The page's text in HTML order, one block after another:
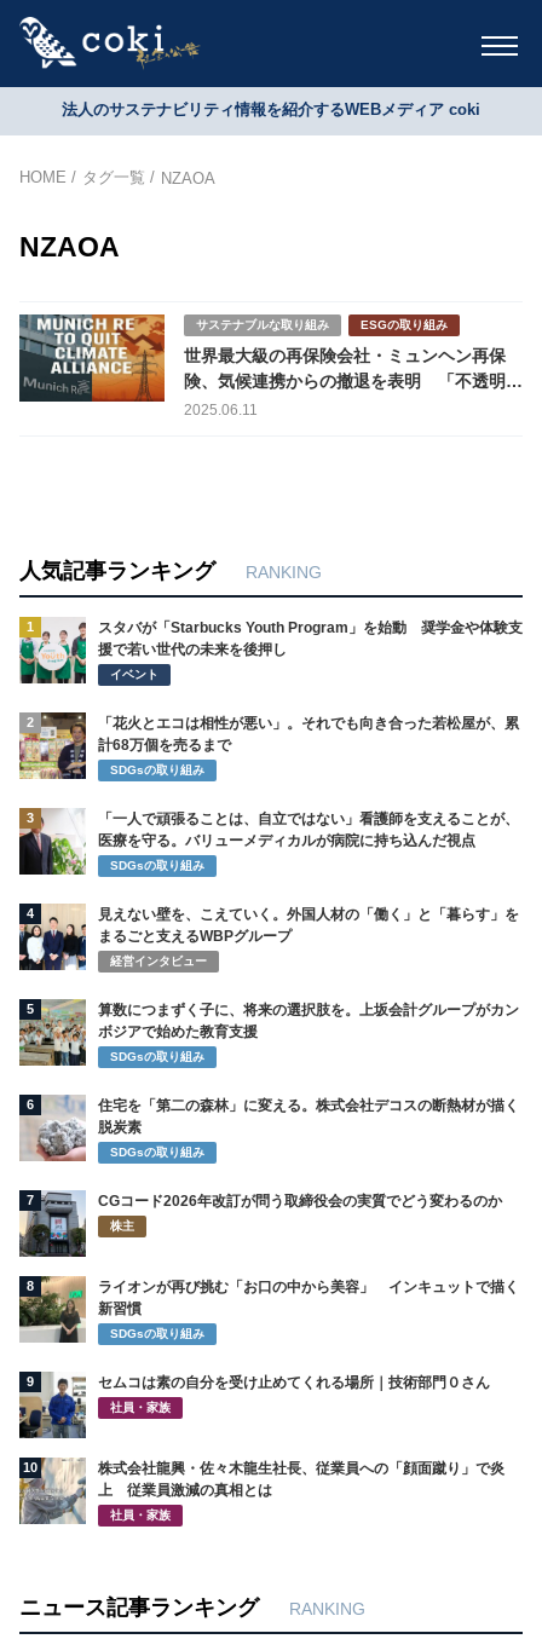
法人のサステナビリティ情報を紹介するWEBメディア coki
HOME タグ一覧 NZAOA
NZAOA
サステナブルな取り組み ESGの取り組み
世界最大級の再保険会社・ミュンヘン再保
険、気候連携からの撤退を表明 「不透明な
規制」への反発も
2025.06.11
人気記事ランキング RANKING
1
スタバが「Starbucks Youth Program」を始動 奨学金や体験支
援で若い世代の未来を後押し
イベント
2
「花火とエコは相性が悪い」。それでも向き合った若松屋が、累
計68万個を売るまで
SDGsの取り組み
3
「一人で頑張ることは、自立ではない」看護師を支えることが、
医療を守る。バリューメディカルが病院に持ち込んだ視点
SDGsの取り組み
4
見えない壁を、こえていく。外国人材の「働く」と「暮らす」を
まるごと支えるWBPグループ
経営インタビュー
5
算数につまずく子に、将来の選択肢を。上坂会計グループがカン
ボジアで始めた教育支援
SDGsの取り組み
6
住宅を「第二の森林」に変える。株式会社デコスの断熱材が描く
脱炭素
SDGsの取り組み
7 CGコード2026年改訂が問う取締役会の実質でどう変わるのか
株主
8
ライオンが再び挑む「お口の中から美容」 インキュットで描く
新習慣
SDGsの取り組み
9 セムコは素の自分を受け止めてくれる場所｜技術部門０さん
社員・家族
10
株式会社龍興・佐々木龍生社長、従業員への「顔面蹴り」で炎
上 従業員激減の真相とは
社員・家族
ニュース記事ランキング RANKING